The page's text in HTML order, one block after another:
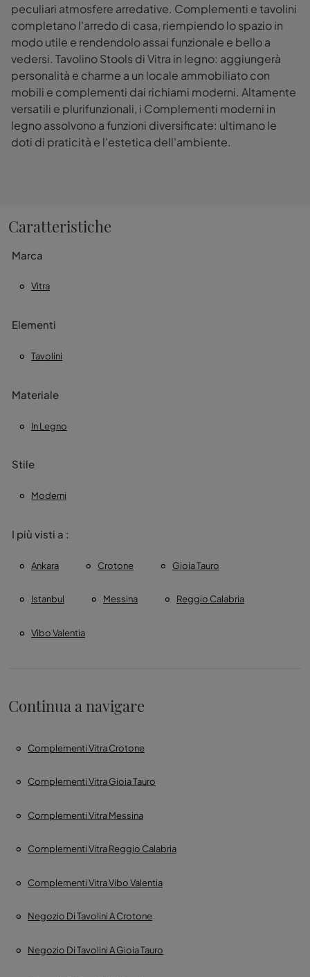
peculiari atmosfere arredative. Complementi e tavolini
completano l'arredo di casa, riempiendo lo spazio in
modo utile e rendendolo assai funzionale e bello a
vedersi. Tavolino Stools di Vitra in legno: aggiungerà
personalità e charme a un locale ammobiliato con
mobili e complementi dai richiami moderni. Altamente
versatili e plurifunzionali, i Complementi moderni in
legno assolvono a funzioni diversificate: ultimano le
doti di praticità e l'estetica dell'ambiente.
Caratteristiche
Marca
Vitra
Elementi
Tavolini
Materiale
In Legno
Stile
Moderni
I più visti a :
Ankara Crotone Gioia Tauro
Istanbul Messina Reggio Calabria
Vibo Valentia
Continua a navigare
Complementi Vitra Crotone
Complementi Vitra Gioia Tauro
Complementi Vitra Messina
Complementi Vitra Reggio Calabria
Complementi Vitra Vibo Valentia
Negozio Di Tavolini A Crotone
Negozio Di Tavolini A Gioia Tauro